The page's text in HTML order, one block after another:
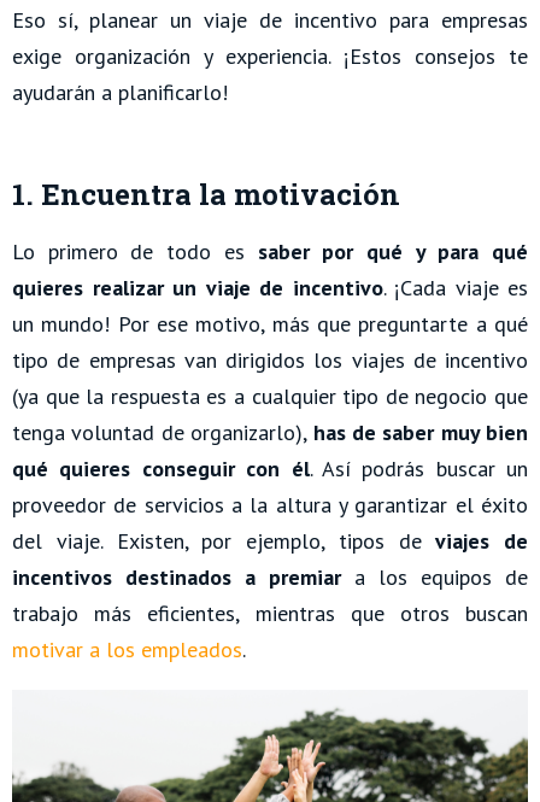
Eso sí, planear un viaje de incentivo para empresas
exige organización y experiencia. ¡Estos consejos te
ayudarán a planificarlo!
1. Encuentra la motivación
Lo primero de todo es saber por qué y para qué
quieres realizar un viaje de incentivo. ¡Cada viaje es
un mundo! Por ese motivo, más que preguntarte a qué
tipo de empresas van dirigidos los viajes de incentivo
(ya que la respuesta es a cualquier tipo de negocio que
tenga voluntad de organizarlo), has de saber muy bien
qué quieres conseguir con él. Así podrás buscar un
proveedor de servicios a la altura y garantizar el éxito
del viaje. Existen, por ejemplo, tipos deviajes de
incentivos destinados a premiar a los equipos de
trabajo más eficientes, mientras que otros buscan
motivar a los empleados.